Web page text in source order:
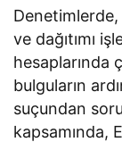
Denetimlerde,
ve dağıtımı
hesaplarında
bulguların
suçundan
kapsamında,